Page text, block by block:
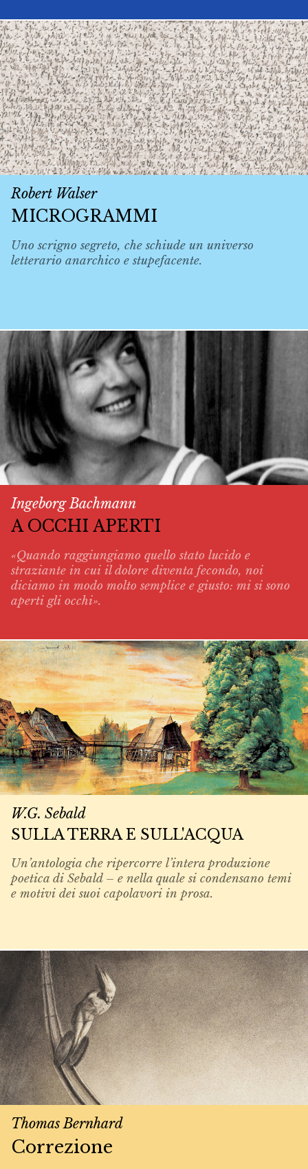
Robert Walser
MICROGRAMMI
Uno scrigno segreto, che schiude un universo
letterario anarchico e stupefacente.
Ingeborg Bachmann
A OCCHI APERTI
«Quando raggiungiamo quello stato lucido e
straziante in cui il dolore diventa fecondo, noi
diciamo in modo molto semplice e giusto: mi si sono
aperti gli occhi».
W.G. Sebald
SULLA TERRA E SULL'ACQUA
Un’antologia che ripercorre l’intera produzione
poetica di Sebald – e nella quale si condensano temi
e motivi dei suoi capolavori in prosa.
Thomas Bernhard
Correzione